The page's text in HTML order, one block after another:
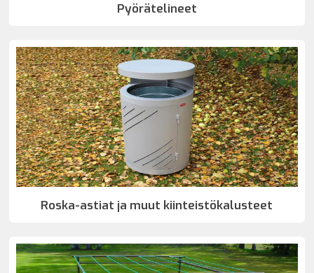
Pyörätelineet
Roska-astiat ja muut kiinteistökalusteet